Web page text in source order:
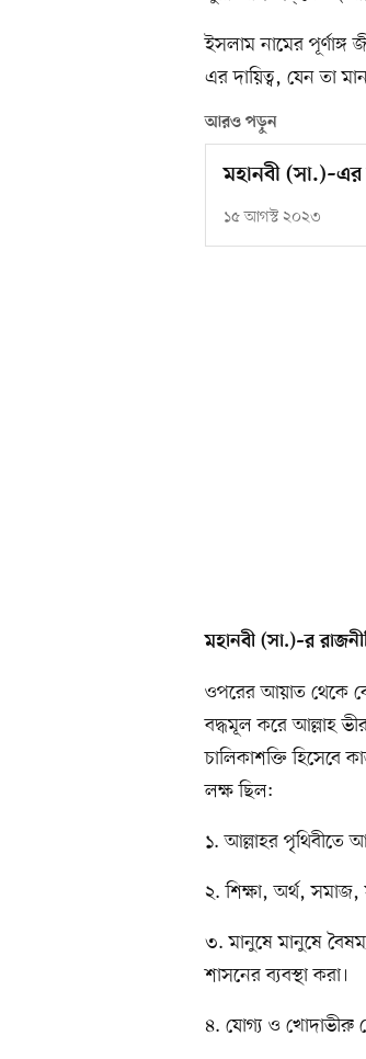
ইসলাম নামের পূর্ণাঙ্গ
এর দায়িত্ব, যেন তা
আরও পড়ুন
মহানবী
১৫ আগস্ট ২০২৩
মহানবী (সা.)–র
ওপরের আয়াত থেকে
বদ্ধমূল করে আল্লাহ
চালিকাশক্তি হিসেবে
লক্ষ ছিল:
১. আল্লাহর পৃথিবীতে
২. শিক্ষা, অর্থ, সমাজ,
৩. মানুষে মানুষে
শাসনের ব্যবস্থা করা।
৪. যোগ্য ও খোদাভীরু